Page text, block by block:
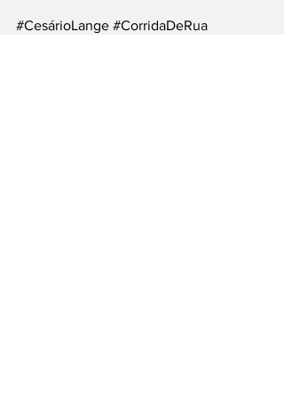
#CesárioLange #CorridaDeRua